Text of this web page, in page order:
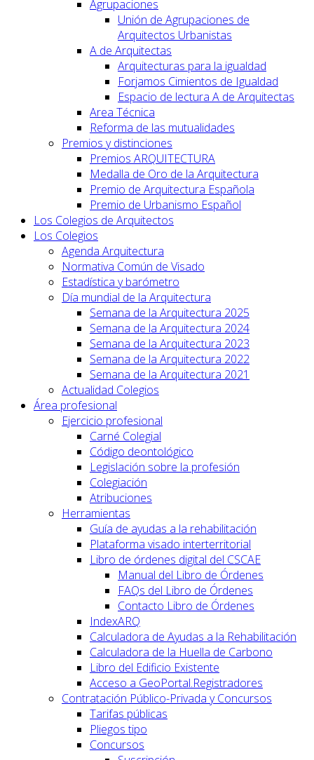
Agrupaciones
Unión de Agrupaciones de
Arquitectos Urbanistas
A de Arquitectas
Arquitecturas para la igualdad
Forjamos Cimientos de Igualdad
Espacio de lectura A de Arquitectas
Area Técnica
Reforma de las mutualidades
Premios y distinciones
Premios ARQUITECTURA
Medalla de Oro de la Arquitectura
Premio de Arquitectura Española
Premio de Urbanismo Español
Los Colegios de Arquitectos
Los Colegios
Agenda Arquitectura
Normativa Común de Visado
Estadística y barómetro
Día mundial de la Arquitectura
Semana de la Arquitectura 2025
Semana de la Arquitectura 2024
Semana de la Arquitectura 2023
Semana de la Arquitectura 2022
Semana de la Arquitectura 2021
Actualidad Colegios
Área profesional
Ejercicio profesional
Carné Colegial
Código deontológico
Legislación sobre la profesión
Colegiación
Atribuciones
Herramientas
Guía de ayudas a la rehabilitación
Plataforma visado interterritorial
Libro de órdenes digital del CSCAE
Manual del Libro de Órdenes
FAQs del Libro de Órdenes
Contacto Libro de Órdenes
IndexARQ
Calculadora de Ayudas a la Rehabilitación
Calculadora de la Huella de Carbono
Libro del Edificio Existente
Acceso a GeoPortal.Registradores
Contratación Público-Privada y Concursos
Tarifas públicas
Pliegos tipo
Concursos